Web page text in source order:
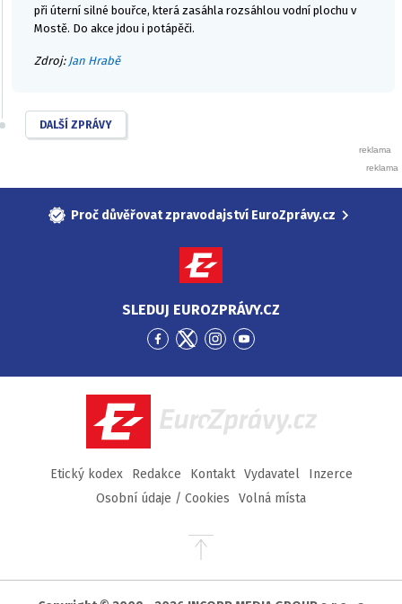
při úterní silné bouřce, která zasáhla rozsáhlou vodní plochu v
Mostě. Do akce jdou i potápěči.
Zdroj: Jan Hrabě
DALŠÍ ZPRÁVY
Proč důvěřovat zpravodajství EuroZprávy.cz
SLEDUJ EUROZPRÁVY.CZ
Přejít
Facebook
Přejít
Twitter
Přejít
Instagram
Přejít
YouTube
EuroZprávy.cz
Etický kodex Redakce Kontakt Vydavatel
Inzerce
Osobní údaje / Cookies
Volná místa
Přejít
stránky